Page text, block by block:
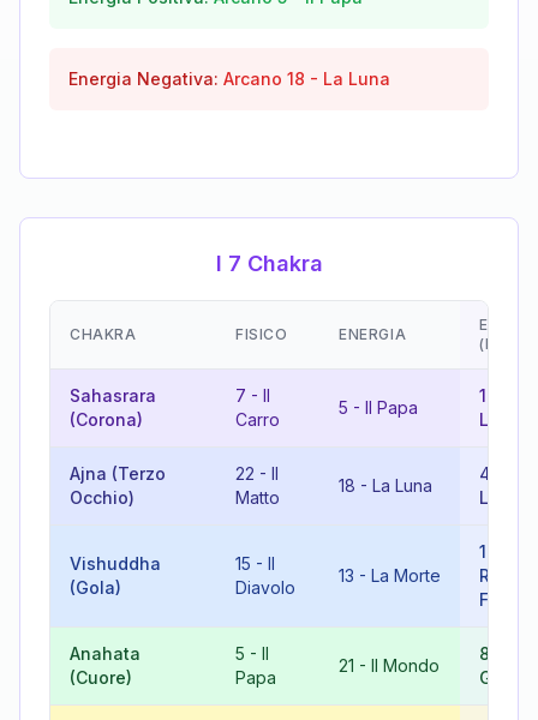
Energia Negativa: Arcano 18 - La Luna
I 7 Chakra
CHAKRA FISICO ENERGIA
Sahasrara
(Corona)
7 - Il
Carro
5 - Il Papa
12
Ajna (Terzo
Occhio)
22 - Il
Matto
18 - La Luna
4
Vishuddha
(Gola)
15 - Il
Diavolo
13 - La Morte
10
Ruota
Anahata
(Cuore)
5 - Il
Papa
21 - Il Mondo
8